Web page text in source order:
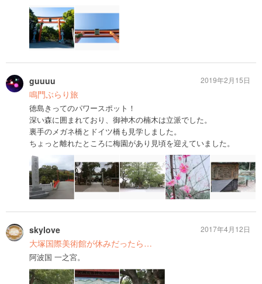
guuuu
鳴門ぶらり旅
徳島きってのパワースポット！
深い森に囲まれており、御神木の楠木は立派でした。
裏手のメガネ橋とドイツ橋も見学しました。
ちょっと離れたところに梅園があり見頃を迎えていました。
2019年2月15日
skylove
大塚国際美術館が休みだったら…
阿波国 一之宮。
2017年4月12日